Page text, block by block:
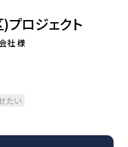
ロジェクト
社 様
たい